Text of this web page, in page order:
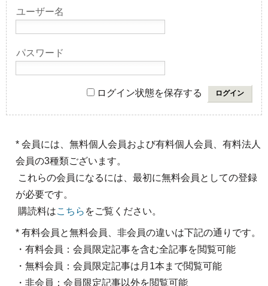
ユーザー名
パスワード
ログイン状態を保存する
* 会員には、無料個人会員および有料個人会員、有料法人
会員の3種類ございます。
これらの会員になるには、最初に無料会員としての登録
が必要です。
購読料はこちら をご覧ください。
* 有料会員と無料会員、非会員の違いは下記の通りです。
・有料会員：会員限定記事を含む全記事を閲覧可能
・無料会員：会員限定記事は月1本まで閲覧可能
・非会員：会員限定記事以外を閲覧可能